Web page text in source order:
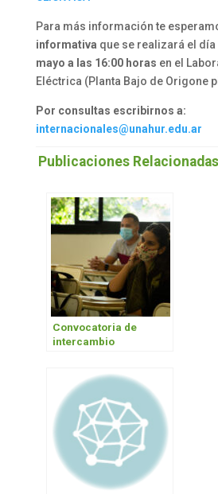
Para más información te
informativa que se realizará el día
mayo a las 16:00 horas en el
Eléctrica (Planta Bajo de Origone
Por consultas escribirnos a:
internacionales@unahur.edu.ar
Publicaciones
Convocatoria de
intercambio